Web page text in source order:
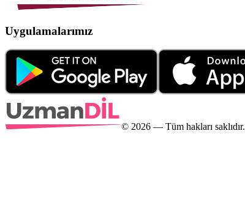
Uygulamalarımız
© 2026 — Tüm hakları saklıdır.